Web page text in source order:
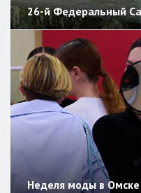
26-й Федеральный
Неделя моды в Омске